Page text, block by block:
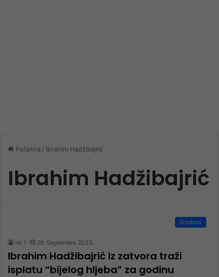
Početna / Ibrahim Hadžibajrić
Ibrahim Hadžibajrić
Društvo
nk 1 29. Septembra 2023.
Ibrahim Hadžibajrić iz zatvora traži
isplatu “bijelog hljeba” za godinu